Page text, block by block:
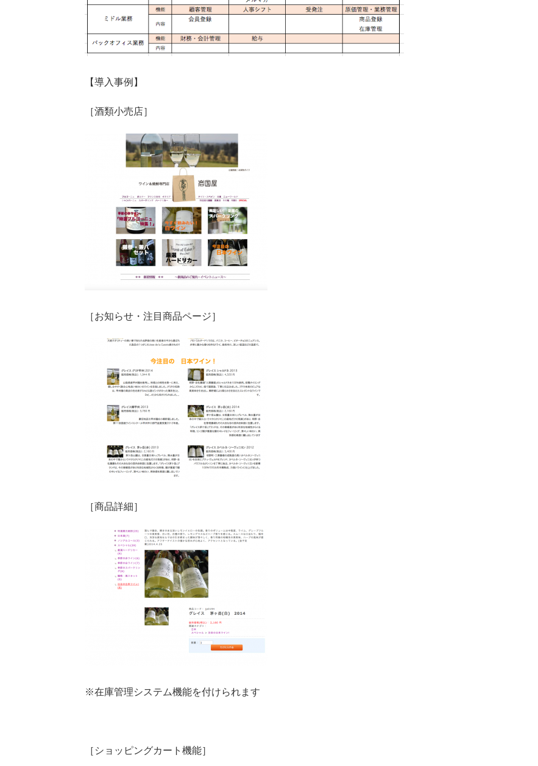
【導入事例】
［酒類小売店］
［お知らせ・注目商品ページ］
［商品詳細］
※在庫管理システム機能を付けられます
［ショッピングカート機能］